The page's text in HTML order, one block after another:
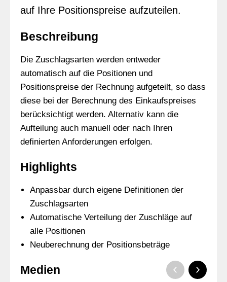
auf Ihre Positionspreise aufzuteilen.
Beschreibung
Die Zuschlagsarten werden entweder
automatisch auf die Positionen und
Positionspreise der Rechnung aufgeteilt, so dass
diese bei der Berechnung des Einkaufspreises
berücksichtigt werden. Alternativ kann die
Aufteilung auch manuell oder nach Ihren
definierten Anforderungen erfolgen.
Highlights
Anpassbar durch eigene Definitionen der
Zuschlagsarten
Automatische Verteilung der Zuschläge auf
alle Positionen
Neuberechnung der Positionsbeträge
Medien